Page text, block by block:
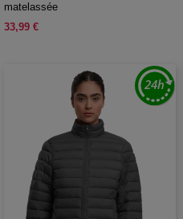
matelassée
33,99 €